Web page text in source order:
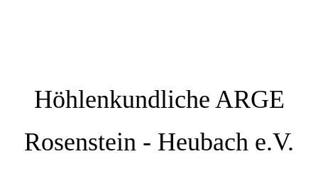
Höhlenkundliche ARGE
Rosenstein - Heubach e.V.